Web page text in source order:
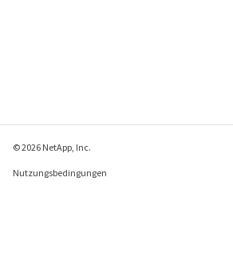
© 2026 NetApp, Inc.
Nutzungsbedingungen